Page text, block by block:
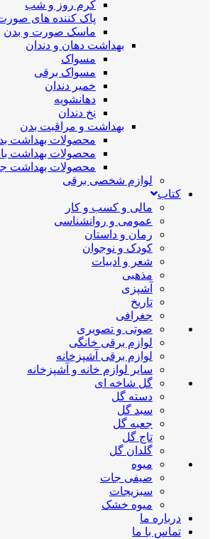
کرم روز و شب
پاک کننده های
ماسک صورت و بدن
بهداشت دهان و دندان
مسواک
مسواک برقی
خمیر دندان
دهانشویه
نخ دندان
بهداشت و مراقبت بدن
محصولات بهداشت
محصولات بهداشت
محصولات بهداشت
لوازم شخصی برقی
کتاب
مالی و کسب و کار
عمومی و روانشناسی
رمان و داستان
کودک و نوجوان
شعر و ادبیات
مذهبی
آشپزی
تاریخ
جغرافی
صوتی و تصویری
لوازم برقی خانگی
لوازم برقی آشپزخانه
سایر لوازم خانه و آشپزخانه
گل شاخه ای
دسته گل
سبد گل
جعبه گل
تاج گل
گلدان گل
میوه
صیفی جات
سبزیجات
میوه خشک
درباره ما
تماس با ما